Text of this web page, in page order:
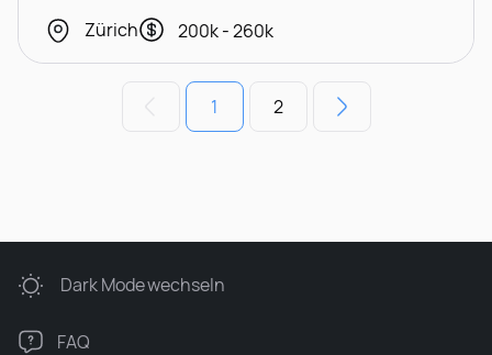
Zürich
200k - 260k
1 2
Dark Modewechseln
FAQ